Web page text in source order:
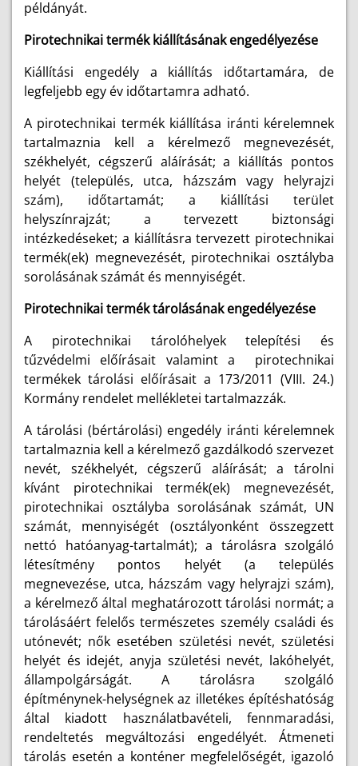
példányát.
Pirotechnikai termék kiállításának engedélyezése
Kiállítási engedély a kiállítás időtartamára, de
legfeljebb egy év időtartamra adható.
A pirotechnikai termék kiállítása iránti kérelemnek
tartalmaznia kell a kérelmező megnevezését,
székhelyét, cégszerű aláírását; a kiállítás pontos
helyét (település, utca, házszám vagy helyrajzi
szám), időtartamát; a kiállítási terület
helyszínrajzát; a tervezett biztonsági
intézkedéseket; a kiállításra tervezett pirotechnikai
termék(ek) megnevezését, pirotechnikai osztályba
sorolásának számát és mennyiségét.
Pirotechnikai termék tárolásának engedélyezése
A pirotechnikai tárolóhelyek telepítési és
tűzvédelmi előírásait valamint a pirotechnikai
termékek tárolási előírásait a 173/2011 (VIII. 24.)
Kormány rendelet mellékletei tartalmazzák.
A tárolási (bértárolási) engedély iránti kérelemnek
tartalmaznia kell a kérelmező gazdálkodó szervezet
nevét, székhelyét, cégszerű aláírását; a tárolni
kívánt pirotechnikai termék(ek) megnevezését,
pirotechnikai osztályba sorolásának számát, UN
számát, mennyiségét (osztályonként összegzett
nettó hatóanyag-tartalmát); a tárolásra szolgáló
létesítmény pontos helyét (a település
megnevezése, utca, házszám vagy helyrajzi szám),
a kérelmező által meghatározott tárolási normát; a
tárolásáért felelős természetes személy családi és
utónevét; nők esetében születési nevét, születési
helyét és idejét, anyja születési nevét, lakóhelyét,
állampolgárságát. A tárolásra szolgáló
építménynek-helységnek az illetékes építéshatóság
által kiadott használatbavételi, fennmaradási,
rendeltetés megváltozási engedélyét. Átmeneti
tárolás esetén a konténer megfelelőségét, igazoló